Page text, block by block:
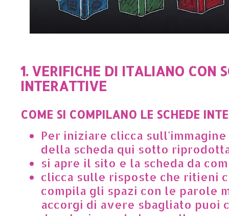
1. VERIFICHE DI ITALIANO CON
INTERATTIVE
COME SI COMPILANO LE SCHEDE
Per iniziare clicca
della scheda qui sotto
si apre il sito e la scheda da
clicca sulle risposte che ritieni
compila gli spazi con le parole
accorgi di avere sbagliato puoi